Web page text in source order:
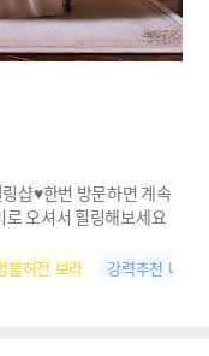
샵♥한번 방문하면 계속
오셔서 힐링해보세요
불허전 보라 강력추천 나연